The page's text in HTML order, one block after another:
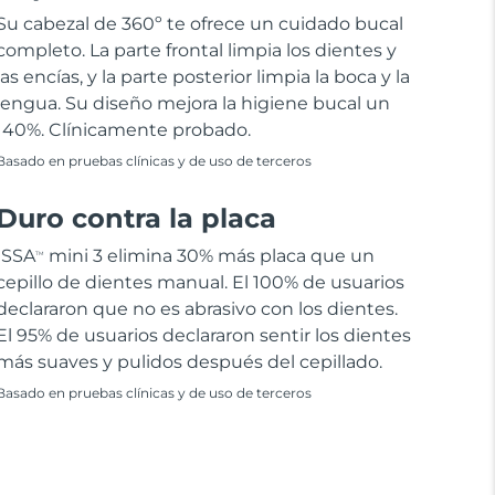
cabezal de 360º te ofrece un cuidado bucal
La parte frontal limpia los dientes y
encías, y la parte posterior limpia la boca y la
Su diseño mejora la higiene bucal un
Clínicamente probado.
en pruebas clínicas y de uso de terceros
contra la placa
TM
mini 3 elimina 30% más placa que un
de dientes manual. El 100% de usuarios
que no es abrasivo con los dientes.
95% de usuarios declararon sentir los dientes
suaves y pulidos después del cepillado.
en pruebas clínicas y de uso de terceros